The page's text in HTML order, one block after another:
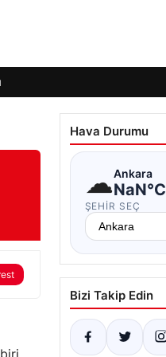
Hava Durumu
☁Ankara
NaN°C
ŞEHIR SEÇ
Bizi Takip Edin